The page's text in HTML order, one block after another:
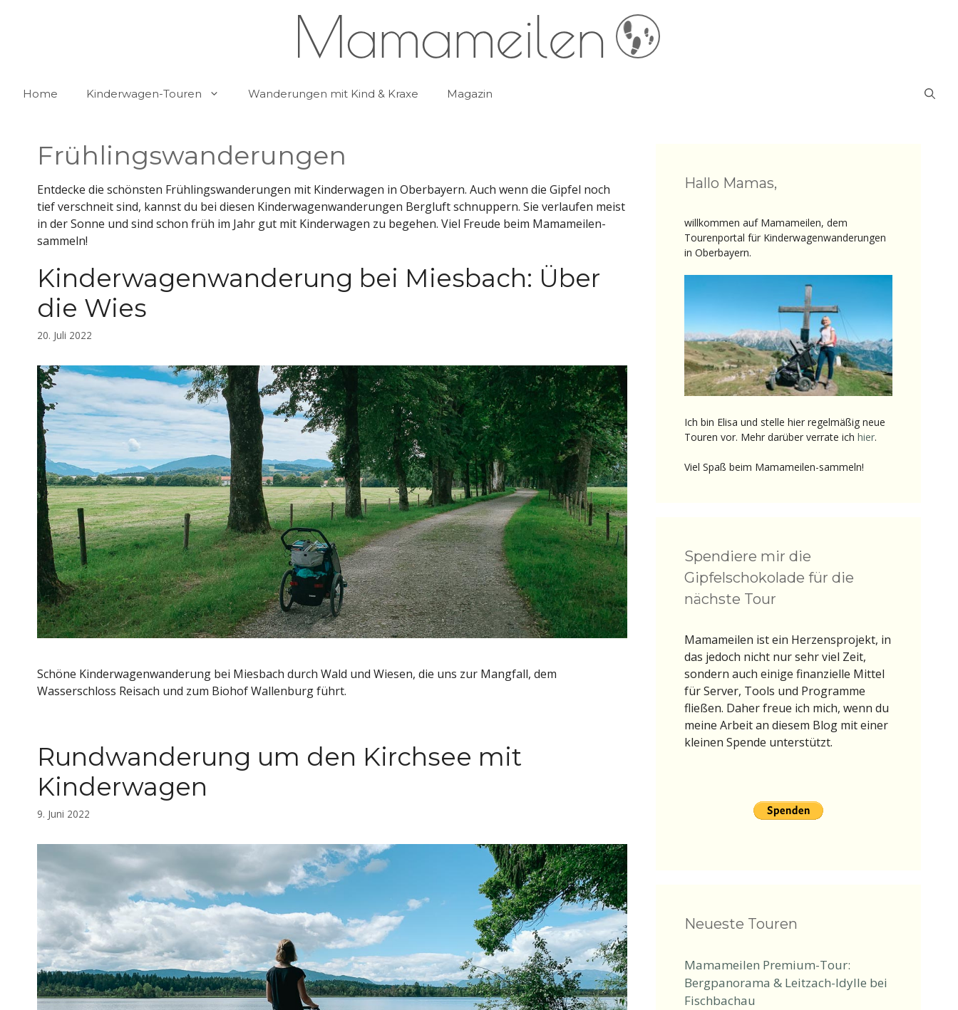
Home Kinderwagen-Touren Wanderungen mit Kind & Kraxe Magazin
Frühlingswanderungen
Entdecke die schönsten Frühlingswanderungen mit Kinderwagen in Oberbayern. Auch wenn die Gipfel noch
tief verschneit sind, kannst du bei diesen Kinderwagenwanderungen Bergluft schnuppern. Sie verlaufen meist
in der Sonne und sind schon früh im Jahr gut mit Kinderwagen zu begehen. Viel Freude beim Mamameilen-
sammeln!
Kinderwagenwanderung bei Miesbach: Über
die Wies
20. Juli 2022
Schöne Kinderwagenwanderung bei Miesbach durch Wald und Wiesen, die uns zur Mangfall, dem
Wasserschloss Reisach und zum Biohof Wallenburg führt.
Rundwanderung um den Kirchsee mit
Kinderwagen
9. Juni 2022
Hallo Mamas,
willkommen auf Mamameilen, dem
Tourenportal für Kinderwagenwanderungen
in Oberbayern.
Ich bin Elisa und stelle hier regelmäßig neue
Touren vor. Mehr darüber verrate ich hier.
Viel Spaß beim Mamameilen-sammeln!
Spendiere mir die
Gipfelschokolade für die
nächste Tour
Mamameilen ist ein Herzensprojekt, in
das jedoch nicht nur sehr viel Zeit,
sondern auch einige finanzielle Mittel
für Server, Tools und Programme
fließen. Daher freue ich mich, wenn du
meine Arbeit an diesem Blog mit einer
kleinen Spende unterstützt.
Neueste Touren
Mamameilen Premium-Tour:
Bergpanorama & Leitzach-Idylle bei
Fischbachau